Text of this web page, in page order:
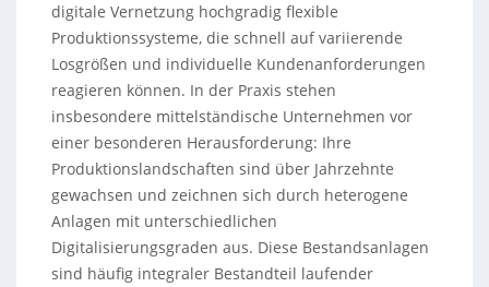
digitale Vernetzung hochgradig flexible
Produktionssysteme, die schnell auf variierende
Losgrößen und individuelle Kundenanforderungen
reagieren können. In der Praxis stehen
insbesondere mittelständische Unternehmen vor
einer besonderen Herausforderung: Ihre
Produktionslandschaften sind über Jahrzehnte
gewachsen und zeichnen sich durch heterogene
Anlagen mit unterschiedlichen
Digitalisierungsgraden aus. Diese Bestandsanlagen
sind häufig integraler Bestandteil laufender